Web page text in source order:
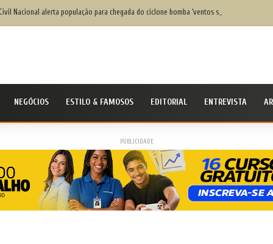
Nacional alerta população para chegada do ciclone bomba ‘ventos superiores a 100
NEGÓCIOS ESTILO & FAMOSOS EDITORIAL ENTREVISTA
PUBLICIDADE